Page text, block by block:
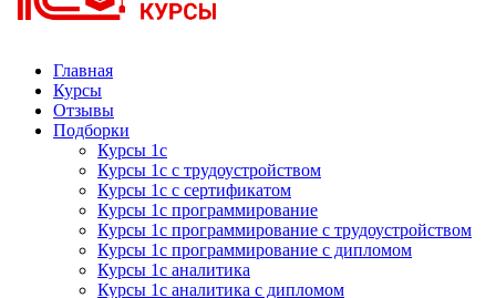
Курсы 1С
Курсы 1С официальная сертификация
Главная
Курсы
Отзывы
Подборки
Курсы 1с
Курсы 1с с трудоустройством
Курсы 1с с сертификатом
Курсы 1с программирование
Курсы 1с программирование с трудоустройством
Курсы 1с программирование с дипломом
Курсы 1с аналитика
Курсы 1с аналитика с дипломом